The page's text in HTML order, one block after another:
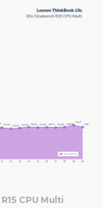
CPU Multi